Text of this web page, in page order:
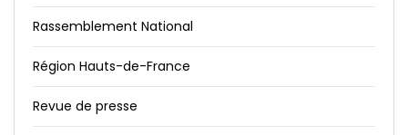
Rassemblement National
Région Hauts-de-France
Revue de presse